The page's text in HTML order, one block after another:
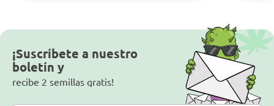
¡Suscríbete a nuestro
boletín y
recibe 2 semillas gratis!